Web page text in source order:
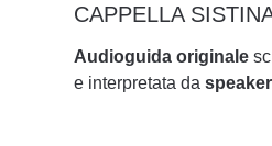
CAPPELLA
Audioguida originale
e interpretata da